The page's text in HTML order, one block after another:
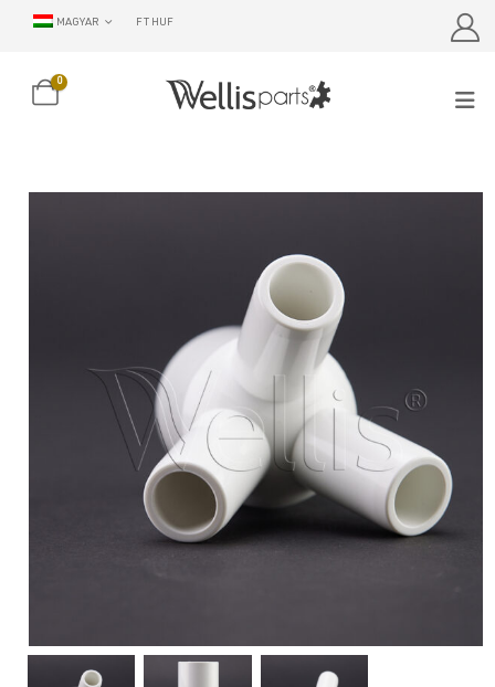
MAGYAR FT HUF
0